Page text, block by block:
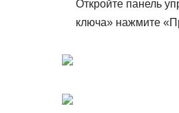
Откройте панель
ключа» нажмите